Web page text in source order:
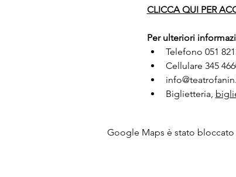
CLICCA QUI PER
Per ulteriori
Telefono 051
Cellulare 345
Biglietteria,
Google Maps è stato